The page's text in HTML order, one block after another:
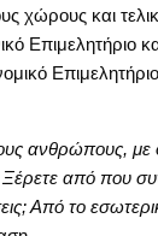
χώρους και
Επιμελητήριο
ανθρώπους, με
Ξέρετε από που
Από το